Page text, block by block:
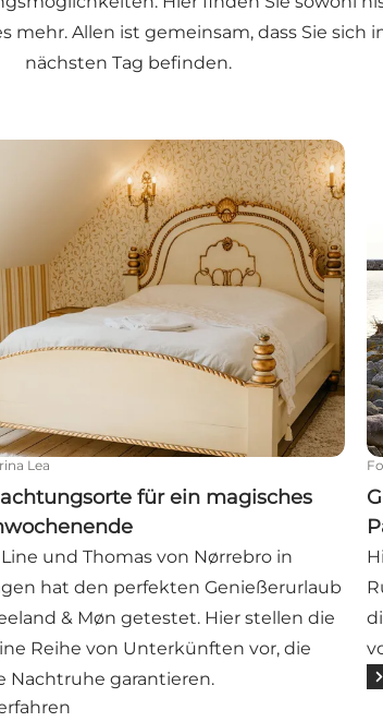
Allen ist gemeinsam, dass Sie sich
nächsten Tag befinden.
für ein magisches
Lea
für ein magisches
Line und Thomas von Nørrebro in
hat den perfekten Genießerurlaub
& Møn getestet. Hier stellen die
Reihe von Unterkünften vor, die
Nachtruhe garantieren.